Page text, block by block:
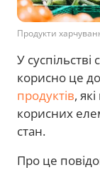
Продукти
У
корисно це
продуктів,
корисних
стан.
Про це